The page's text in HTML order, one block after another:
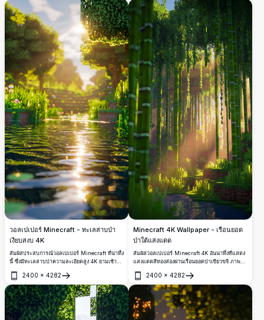
วอลเปเปอร์ Minecraft - ทะเลสาบป่า
เงียบสงบ 4K
สัมผัสประสบการณ์วอลเปเปอร์ Minecraft ที่น่าทึ่ง
นี้ ซึ่งมีทะเลสาบป่าความละเอียดสูง 4K ยามเช้า
ต้นไม้เขียวขจีและพืชนานาพรรณล้อมรอบน้ำที่เป็น
ประกาย สะท้อนแสงอาทิตย์สีทอง สมบูรณ์แบบ
สำหรับนักเล่นเกม ภูมิทัศน์ที่มีรายละเอียดนี้ช่วย
เพิ่มหน้าจอเดสก์ท็อปหรือมือถือของคุณด้วยเสน่ห์ที่
ดึงดูดใจ มาพร้อมความเป็นบล็อกที่เป็นเอกลักษณ์
2400 × 4282
เปิด
Minecraft 4K Wallpaper - เรือนยอด
ป่าใต้แสงแดด
สัมผัสวอลเปเปอร์ Minecraft 4K อันน่าทึ่งที่แสดง
แสงแดดสีทองส่องผ่านเรือนยอดป่าเขียวขจี ภาพ
ความละเอียดสูงจับภาพปฏิสัมพันธ์อันมหัศจรรย์
ระหว่างแสงสว่างและเงาในหมู่ต้นไม้สูงใหญ่ สร้าง
บรรยากาศป่าไผ่ที่เงียบสงบและดื่มด่ำ
2400 × 4282
เปิด